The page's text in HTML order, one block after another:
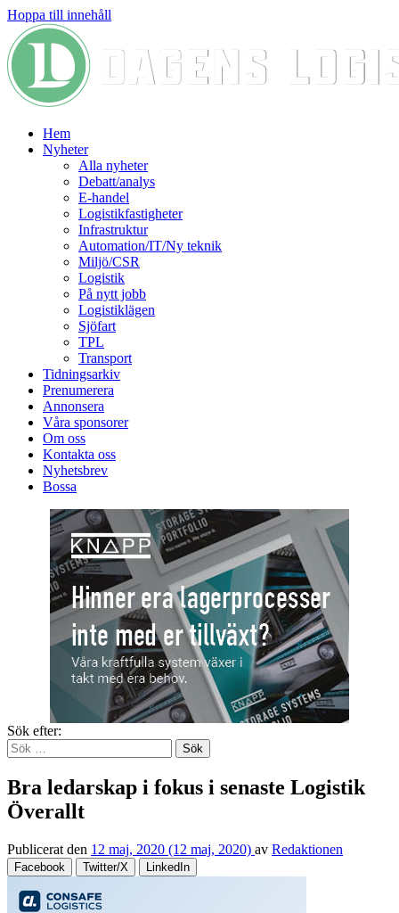
Hoppa till innehåll
Hem
Nyheter
Alla nyheter
Debatt/analys
E-handel
Logistikfastigheter
Infrastruktur
Automation/IT/Ny teknik
Miljö/CSR
Logistik
På nytt jobb
Logistiklägen
Sjöfart
TPL
Transport
Tidningsarkiv
Prenumerera
Annonsera
Våra sponsorer
Om oss
Kontakta oss
Nyhetsbrev
Bossa
Sök efter:
Bra ledarskap i fokus i senaste Logistik
Överallt
Publicerat den 12 maj, 2020 (12 maj, 2020) av Redaktionen
Facebook Twitter/X LinkedIn